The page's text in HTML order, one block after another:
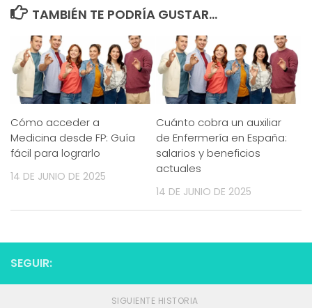
TAMBIÉN TE PODRÍA GUSTAR...
Cómo acceder a
Medicina desde FP: Guía
fácil para lograrlo
14 DE JUNIO DE 2025
Cuánto cobra un auxiliar
de Enfermería en España:
salarios y beneficios
actuales
14 DE JUNIO DE 2025
SEGUIR:
SIGUIENTE HISTORIA